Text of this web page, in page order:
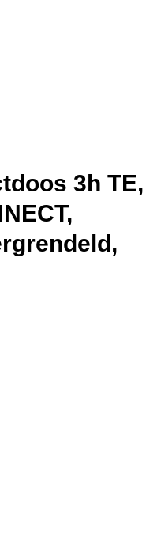
3h TE,